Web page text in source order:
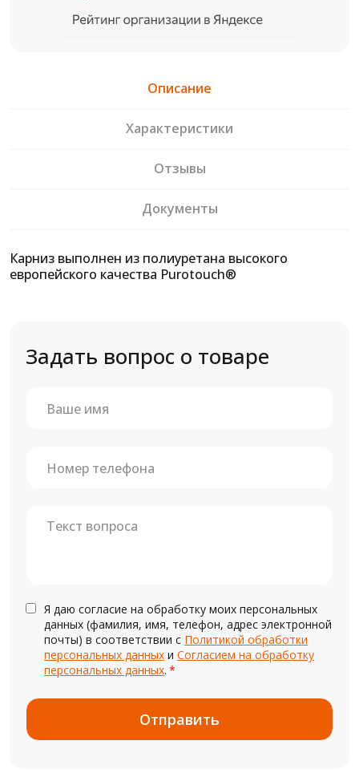
Описание
Характеристики
Отзывы
Документы
Карниз выполнен из полиуретана высокого
европейского качества Purotouch®
Задать вопрос о товаре
Я даю согласие на обработку моих персональных
данных (фамилия, имя, телефон, адрес электронной
почты) в соответствии с Политикой обработки
персональных данных и Согласием на обработку
персональных данных. *